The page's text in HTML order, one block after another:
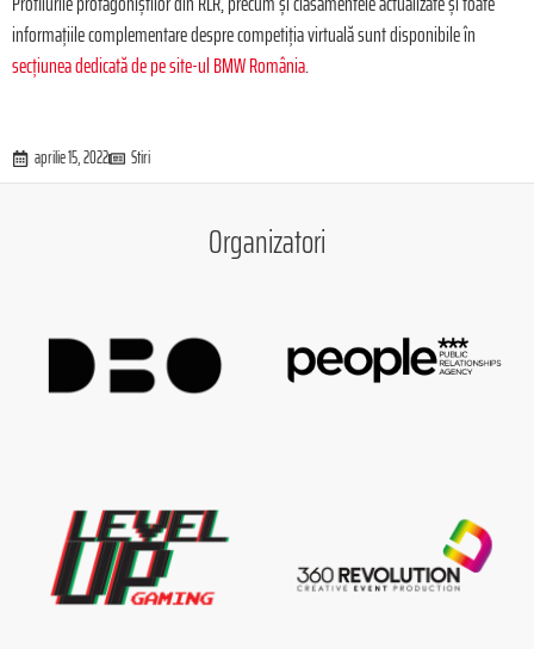
informațiile complementare despre competiția virtuală sunt disponibile în
secțiunea dedicată de pe site-ul BMW România.
aprilie 15, 2022 Stiri
Organizatori